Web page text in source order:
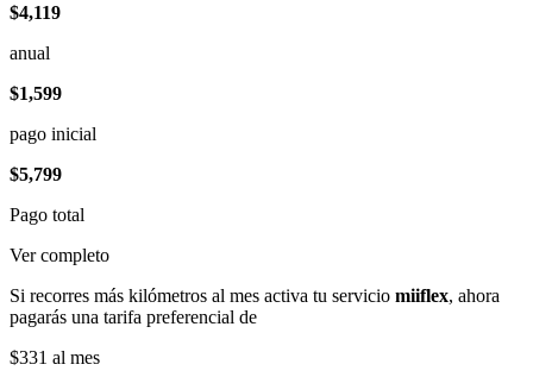
$4,119
anual
$1,599
pago inicial
$5,799
Pago total
Ver completo
Si recorres más kilómetros al mes activa tu servicio miiflex, ahora
pagarás una tarifa preferencial de
$331 al mes